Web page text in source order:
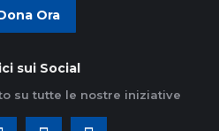
Ora
sui Social
su tutte le nostre iniziative